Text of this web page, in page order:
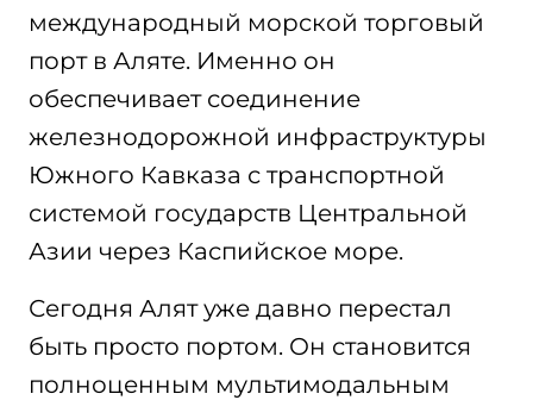
международный морской торговый
порт в Аляте. Именно он
обеспечивает соединение
железнодорожной инфраструктуры
Южного Кавказа с транспортной
системой государств Центральной
Азии через Каспийское море.
Сегодня Алят уже давно перестал
быть просто портом. Он становится
полноценным мультимодальным